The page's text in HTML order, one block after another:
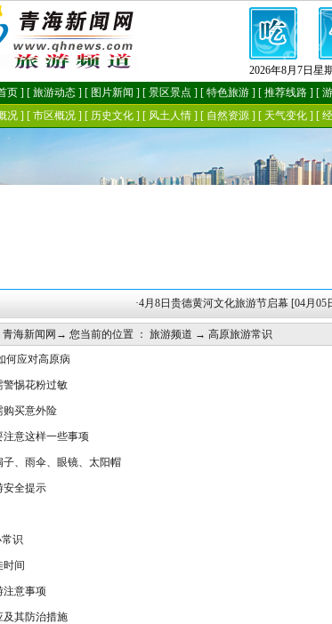
4月8日贵德黄河文化旅游节启幕 [04月05日]
青海新闻网 → 您当前的位置 ： 旅游频道 → 高原旅游常识
何应对高原病
警惕花粉过敏
购买意外险
意这样一些事项
子、雨伞、眼镜、太阳帽
安全提示
识
时间
注意事项
及其防治措施